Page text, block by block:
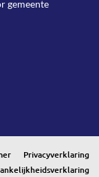
gemeente
Privacyverklaring